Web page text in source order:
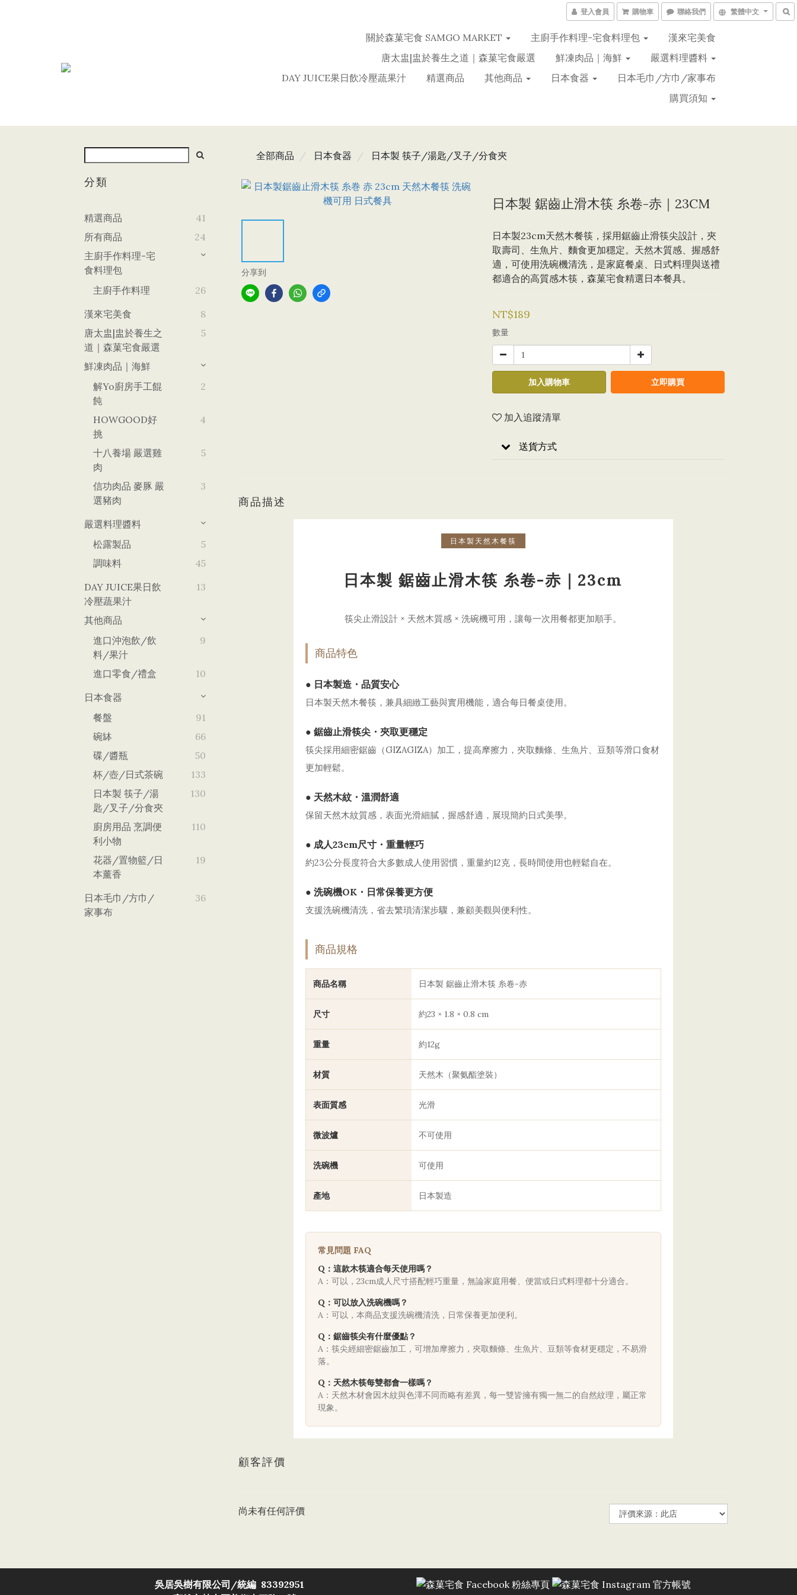
登入會員 購物車 聯絡我們 繁體中文
關於森菓宅食 SAMGO MARKET 主廚手作料理-宅食料理包
漢來宅美食
唐太盅|盅於養生之道｜森菓宅食嚴選
鮮凍肉品｜海鮮
嚴選料理醬料
DAY JUICE果日飲冷壓蔬果汁
精選商品 其他商品 日本食器
日本毛巾/方巾/家事布
購買須知
分類
精選商品
41
所有商品
24
主廚手作料理-宅
食料理包
主廚手作料理
26
漢來宅美食
8
唐太盅|盅於養生之
道｜森菓宅食嚴選
5
鮮凍肉品｜海鮮
解yo廚房手工餛
飩
2
HOWGOOD好
挑
4
十八養場 嚴選雞
肉
5
信功肉品 麥豚 嚴
選豬肉
3
嚴選料理醬料
松露製品
5
調味料
45
DAY JUICE果日飲
冷壓蔬果汁
13
其他商品
進口沖泡飲/飲
料/果汁
9
進口零食/禮盒
10
日本食器
餐盤
91
碗缽
66
碟/醬瓶
50
杯/壺/日式茶碗
133
日本製 筷子/湯
匙/叉子/分食夾
130
廚房用品 烹調便
利小物
110
花器/置物籃/日
本薰香
19
日本毛巾/方巾/
家事布
36
全部商品 日本食器 日本製 筷子/湯匙/叉子/分食夾
分享到
日本製 鋸齒止滑木筷 糸卷-赤｜23CM
日本製23cm天然木餐筷，採用鋸齒止滑筷尖設計，夾
取壽司、生魚片、麵食更加穩定。天然木質感、握感舒
適，可使用洗碗機清洗，是家庭餐桌、日式料理與送禮
都適合的高質感木筷，森菓宅食精選日本餐具。
NT$189
數量
加入購物車 立即購買
加入追蹤清單
送貨方式
商品描述
日本製天然木餐筷
日本製 鋸齒止滑木筷 糸卷-赤｜23cm
筷尖止滑設計 × 天然木質感 × 洗碗機可用，讓每一次用餐都更加順手。
商品特色
● 日本製造・品質安心
日本製天然木餐筷，兼具細緻工藝與實用機能，適合每日餐桌使用。
● 鋸齒止滑筷尖・夾取更穩定
筷尖採用細密鋸齒（GIZAGIZA）加工，提高摩擦力，夾取麵條、生魚片、豆類等滑口食材
更加輕鬆。
● 天然木紋・溫潤舒適
保留天然木紋質感，表面光滑細膩，握感舒適，展現簡約日式美學。
● 成人23cm尺寸・重量輕巧
約23公分長度符合大多數成人使用習慣，重量約12克，長時間使用也輕鬆自在。
● 洗碗機OK・日常保養更方便
支援洗碗機清洗，省去繁瑣清潔步驟，兼顧美觀與便利性。
商品規格
商品名稱 日本製 鋸齒止滑木筷 糸卷-赤
尺寸 約23 × 1.8 × 0.8 cm
重量 約12g
材質 天然木（聚氨酯塗裝）
表面質感 光滑
微波爐 不可使用
洗碗機 可使用
產地 日本製造
常見問題 FAQ
Q：這款木筷適合每天使用嗎？
A：可以，23cm成人尺寸搭配輕巧重量，無論家庭用餐、便當或日式料理都十分適合。
Q：可以放入洗碗機嗎？
A：可以，本商品支援洗碗機清洗，日常保養更加便利。
Q：鋸齒筷尖有什麼優點？
A：筷尖經細密鋸齒加工，可增加摩擦力，夾取麵條、生魚片、豆類等食材更穩定，不易滑
落。
Q：天然木筷每雙都會一樣嗎？
A：天然木材會因木紋與色澤不同而略有差異，每一雙皆擁有獨一無二的自然紋理，屬正常
現象。
顧客評價
尚未有任何評價
吳居吳樹有限公司/統編 83392951